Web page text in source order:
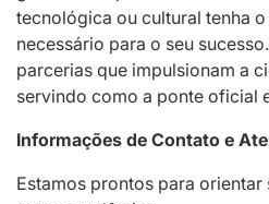
tecnológica ou cultural tenha
necessário para o seu
parcerias que impulsionam a
servindo como a ponte oficial
Informações de Contato e
Estamos prontos para